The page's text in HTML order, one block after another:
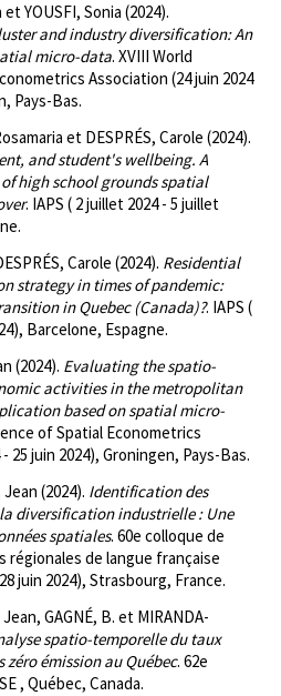
YOUSFI, Sonia (2024).
and industry diversification: An
micro-data. XVIII World
Association (24 juin 2024
Pays-Bas.
et DESPRÉS, Carole (2024).
and student's wellbeing. A
high school grounds spatial
. IAPS ( 2 juillet 2024 - 5 juillet
Carole (2024). Residential
strategy in times of pandemic:
in Quebec (Canada)?. IAPS (
Barcelone, Espagne.
(2024). Evaluating the spatio-
activities in the metropolitan
based on spatial micro-
of Spatial Econometrics
25 juin 2024), Groningen, Pays-Bas.
(2024). Identification des
diversification industrielle : Une
spatiales. 60e colloque de
régionales de langue française
juin 2024), Strasbourg, France.
GAGNÉ, B. et MIRANDA-
spatio-temporelle du taux
zéro émission au Québec. 62e
, Québec, Canada.